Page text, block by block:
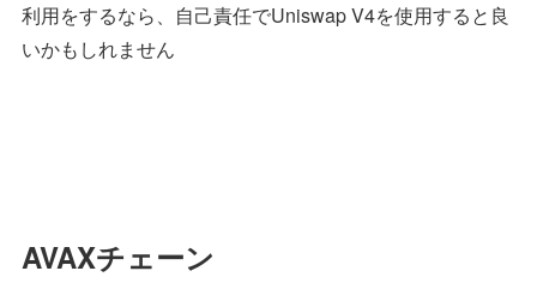
利用をするなら、自己責任でUniswap V4を使用すると良
いかもしれません
AVAXチェーン